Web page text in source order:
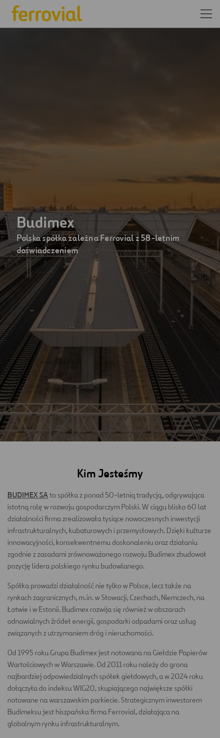
Budimex
Polska spółka zależna Ferrovial z 58-letnim
doświadczeniem
Kim Jesteśmy
BUDIMEX SAto spółka z ponad 50-letnią tradycją, odgrywająca
istotną rolę w rozwoju gospodarczym Polski. W ciągu blisko 60 lat
działalności firma zrealizowała tysiące nowoczesnych inwestycji
infrastrukturalnych, kubaturowych i przemysłowych. Dzięki kulturze
innowacyjności, konsekwentnemu doskonaleniu oraz działaniu
zgodnie z zasadami zrównoważonego rozwoju Budimex zbudował
pozycję lidera polskiego rynku budowlanego.
Spółka prowadzi działalność nie tylko w Polsce, lecz także na
rynkach zagranicznych, m.in. w Słowacji, Czechach, Niemczech, na
Łotwie i w Estonii. Budimex rozwija się również w obszarach
odnawialnych źródeł energii, gospodarki odpadami oraz usług
związanych z utrzymaniem dróg i nieruchomości.
Od 1995 roku Grupa Budimex jest notowana na Giełdzie Papierów
Wartościowych w Warszawie. Od 2011 roku należy do grona
najbardziej odpowiedzialnych spółek giełdowych, a w 2024 roku
dołączyła do indeksu WIG20, skupiającego największe spółki
notowane na warszawskim parkiecie. Strategicznym inwestorem
Budimeksu jest hiszpańska firma Ferrovial, działająca na
globalnym rynku infrastrukturalnym.